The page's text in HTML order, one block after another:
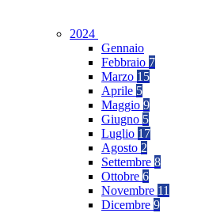
2024
Gennaio
Febbraio 7
Marzo 15
Aprile 5
Maggio 9
Giugno 5
Luglio 17
Agosto 2
Settembre 8
Ottobre 6
Novembre 11
Dicembre 9